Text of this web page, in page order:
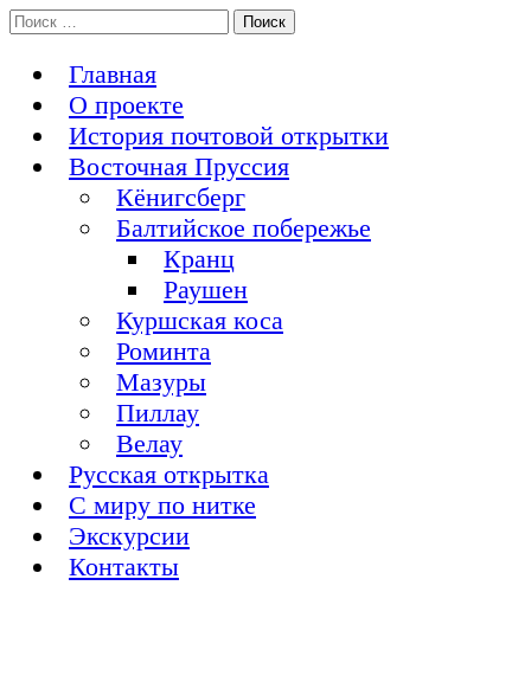
Перейти
к
История Восточной Пруссии в почтовых открытках и не
Поиск:
Главная
О проекте
История почтовой открытки
Восточная Пруссия
Кёнигсберг
Балтийское побережье
Кранц
Раушен
Куршская коса
Роминта
Мазуры
Пиллау
Велау
Русская открытка
С миру по нитке
Экскурсии
Контакты